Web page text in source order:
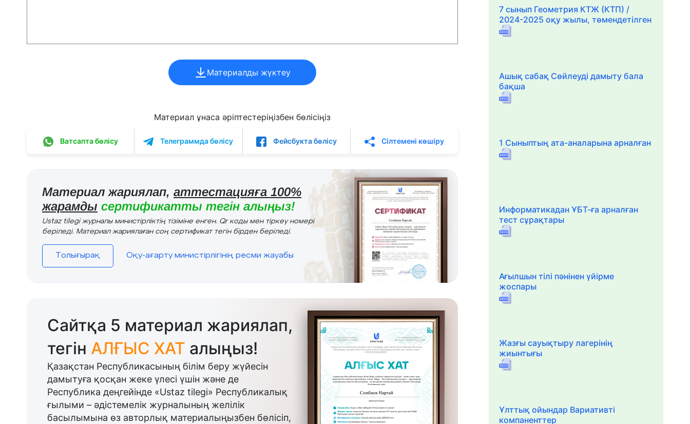
Материалды жүктеу
Материал ұнаса әріптестеріңізбен бөлісіңіз
Ватсапта бөлісу Телеграммда бөлісу Фейсбукта бөлісу Сілтемені көшіру
Материал жариялап, аттестацияға 100%
жарамды сертификатты тегін алыңыз!
Ustaz tilegi журналы министірліктің тізіміне енген. Qr коды мен тіркеу номері
беріледі. Материал жариялаған соң сертификат тегін бірден беріледі.
Толығырақ Оқу-ағарту министірлігінің ресми жауабы
Сайтқа 5 материал жариялап,
тегін АЛҒЫС ХАТ алыңыз!
Қазақстан Республикасының білім беру жүйесін
дамытуға қосқан жеке үлесі үшін және де
Республика деңгейінде «Ustaz tilegi» Республикалық
ғылыми – әдістемелік журналының желілік
басылымына өз авторлық материалыңызбен бөлісіп,
7 сынып Геометрия КТЖ (КТП) /
2024-2025 оқу жылы, төмендетілген
Ашық сабақ Сөйлеуді дамыту бала
бақша
1 Сыныптың ата-аналарына арналған
Информатикадан ҰБТ-ға арналған
тест сұрақтары
Ағылшын тілі пәнінен үйірме
жоспары
Жазғы сауықтыру лагерінің
жиынтығы
Ұлттық ойындар Вариативті
компаненттер